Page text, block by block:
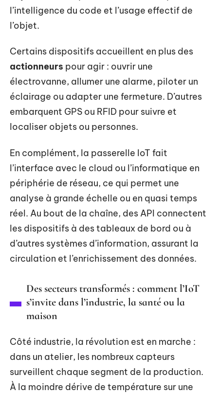
l’intelligence du code et l’usage effectif de
l’objet.
Certains dispositifs accueillent en plus des
actionneurs pour agir : ouvrir une
électrovanne, allumer une alarme, piloter un
éclairage ou adapter une fermeture. D’autres
embarquent GPS ou RFID pour suivre et
localiser objets ou personnes.
En complément, la passerelle IoT fait
l’interface avec le cloud ou l’informatique en
périphérie de réseau, ce qui permet une
analyse à grande échelle ou en quasi temps
réel. Au bout de la chaîne, des API connectent
les dispositifs à des tableaux de bord ou à
d’autres systèmes d’information, assurant la
circulation et l’enrichissement des données.
Des secteurs transformés : comment l’IoT
s’invite dans l’industrie, la santé ou la
maison
Côté industrie, la révolution est en marche :
dans un atelier, les nombreux capteurs
surveillent chaque segment de la production.
À la moindre dérive de température sur une